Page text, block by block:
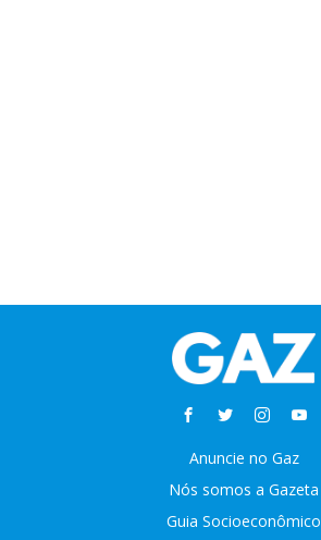
Anuncie no Gaz
Nós somos a Gazeta
Guia Socioeconômico